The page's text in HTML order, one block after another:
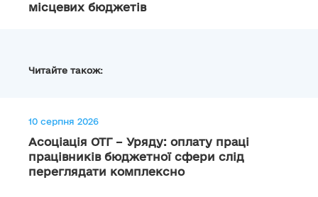
місцевих бюджетів
Читайте також:
10 серпня 2026
Асоціація ОТГ – Уряду: оплату праці
працівників бюджетної сфери слід
переглядати комплексно